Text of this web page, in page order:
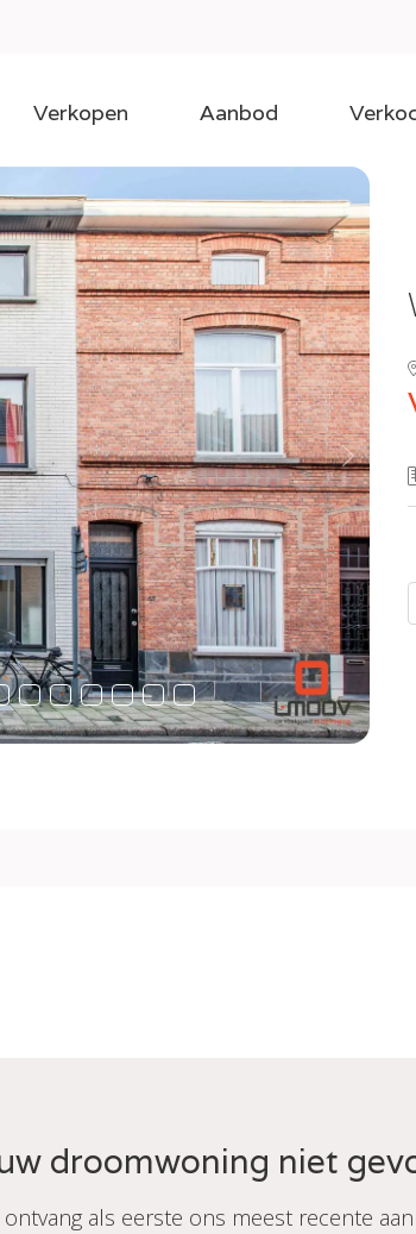
Verkopen Aanbod
Next
droomwoning niet
ontvang als eerste ons meest recente